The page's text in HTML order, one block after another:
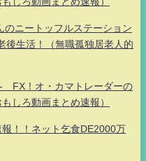
のニートッフルステーション
後生活！（無職孤独居老人的
FX！オ・カマトレーダーの
しろ動画まとめ速報）
！！ネット乞食DE2000万